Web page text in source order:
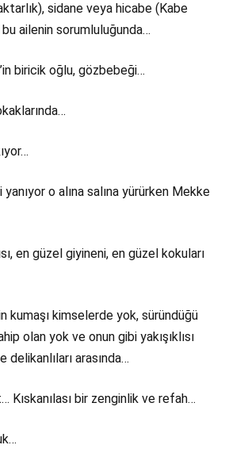
sidane veya hicabe (Kabe
bu ailenin sorumluluğunda…
biricik oğlu, gözbebeği…
yanıyor o alına salına yürürken Mekke
en güzel giyineni, en güzel kokuları
kumaşı kimselerde yok, süründüğü
olan yok ve onun gibi yakışıklısı
arasında…
Kıskanılası bir zenginlik ve refah…